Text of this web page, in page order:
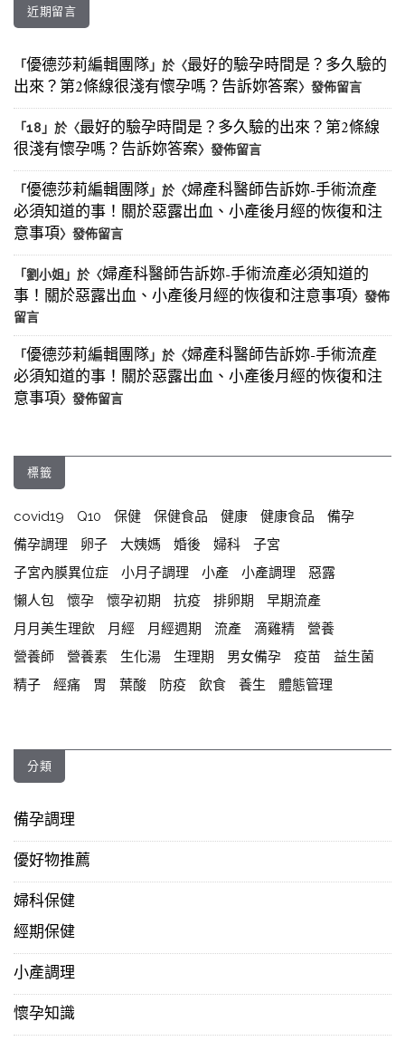
近期留言
「優德莎莉編輯團隊」於〈最好的驗孕時間是？多久驗的
出來？第2條線很淺有懷孕嗎？告訴妳答案〉發佈留言
「18 」於〈最好的驗孕時間是？多久驗的出來？第2條線
很淺有懷孕嗎？告訴妳答案〉發佈留言
「優德莎莉編輯團隊」於〈婦產科醫師告訴妳-手術流產
必須知道的事！關於惡露出血、小產後月經的恢復和注
意事項〉發佈留言
「劉小姐 」於〈婦產科醫師告訴妳-手術流產必須知道的
事！關於惡露出血、小產後月經的恢復和注意事項〉發佈
留言
「優德莎莉編輯團隊」於〈婦產科醫師告訴妳-手術流產
必須知道的事！關於惡露出血、小產後月經的恢復和注
意事項〉發佈留言
標籤
covid19 Q10 保健 保健食品 健康 健康食品
備孕
備孕調理
卵子 大姨媽 婚後 婦科
子宮
子宮內膜異位症
小月子調理 小產 小產調理
惡露
懶人包
懷孕 懷孕初期 抗疫 排卵期
早期流產
月月美生理飲
月經 月經週期 流產 滴雞精
營養
營養師
營養素 生化湯 生理期 男女備孕 疫苗
益生菌
精子
經痛 胃 葉酸 防疫 飲食 養生 體態管理
分類
備孕調理
優好物推薦
婦科保健
經期保健
小產調理
懷孕知識